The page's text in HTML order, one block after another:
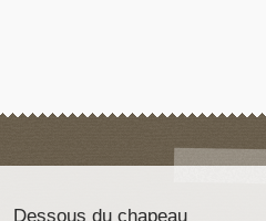
Dessous du chapeau